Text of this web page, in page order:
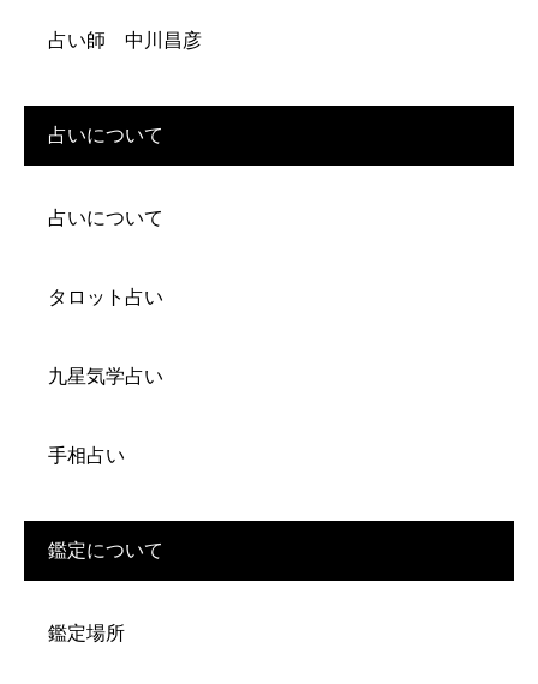
占い師 中川昌彦
占いについて
占いについて
タロット占い
九星気学占い
手相占い
鑑定について
鑑定場所